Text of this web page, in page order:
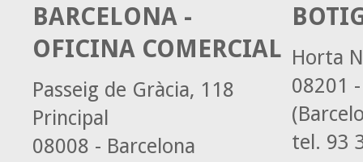
Horta
08201
tel. 93
BARCELONA -
OFICINA COMERCIAL
Passeig de Gràcia, 118
Principal
08008 - Barcelona